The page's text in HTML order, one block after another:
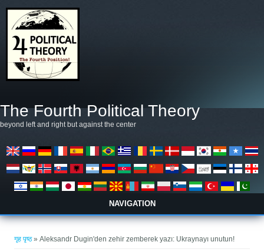
The Fourth Political Theory
beyond left and right but against the center
NAVIGATION
गृह पृष्ठ» Aleksandr Dugin'den zehir zemberek yazı: Ukraynayı unutun!